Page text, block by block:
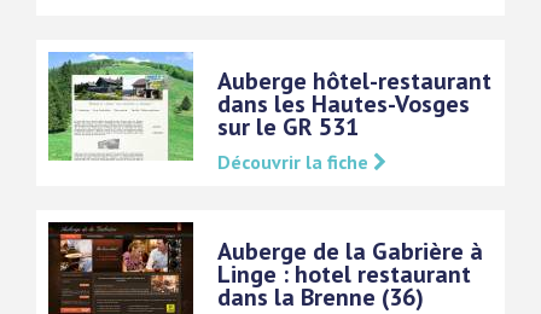
Auberge hôtel-restaurant
dans les Hautes-Vosges
sur le GR 531
Découvrir la fiche
Auberge de la Gabrière à
Linge : hotel restaurant
dans la Brenne (36)